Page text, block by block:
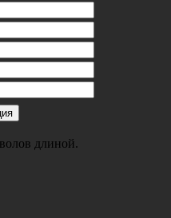
длиной.